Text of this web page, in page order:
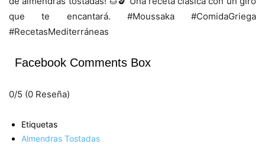
que te encantará. #Moussaka #ComidaGriega
#RecetasMediterráneas
Facebook Comments Box
0/5 (0 Reseña)
Etiquetas
Almendras Tostadas